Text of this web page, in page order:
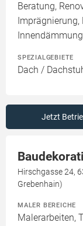
Beratung,
Imprägnierung,
SPEZIALGEBIETE
Dach /
Jetzt
Hirschgasse 24,
Grebenhain)
MALER BEREICHE
Malerarbeiten,